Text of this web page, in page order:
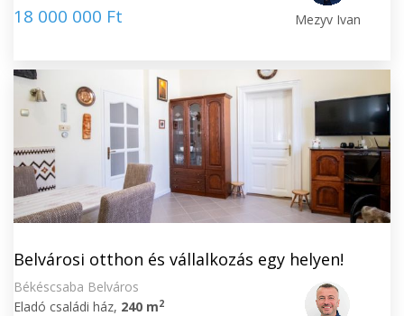
18 000 000 Ft Mezyv Ivan
Belvárosi otthon és vállalkozás egy helyen!
Békéscsaba Belváros
Eladó családi ház, 240 m2